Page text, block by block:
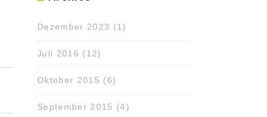
Dezember 2023 (1)
Juli 2016 (12)
Oktober 2015 (6)
September 2015 (4)